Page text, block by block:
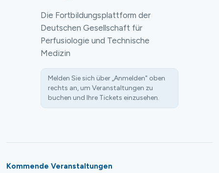
Die Fortbildungsplattform der
Deutschen Gesellschaft für
Perfusiologie und Technische
Medizin
Melden Sie sich über „Anmelden" oben
rechts an, um Veranstaltungen zu
buchen und Ihre Tickets einzusehen.
Kommende Veranstaltungen